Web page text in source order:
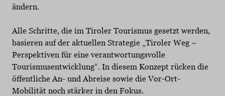
ändern.
Alle Schritte, die im Tiroler Tourismus gesetzt werden,
basieren auf der aktuellen Strategie „Tiroler Weg –
Perspektiven für eine verantwortungsvolle
Tourismusentwicklung“. In diesem Konzept rücken die
öffentliche An- und Abreise sowie die Vor-Ort-
Mobilität noch stärker in den Fokus.